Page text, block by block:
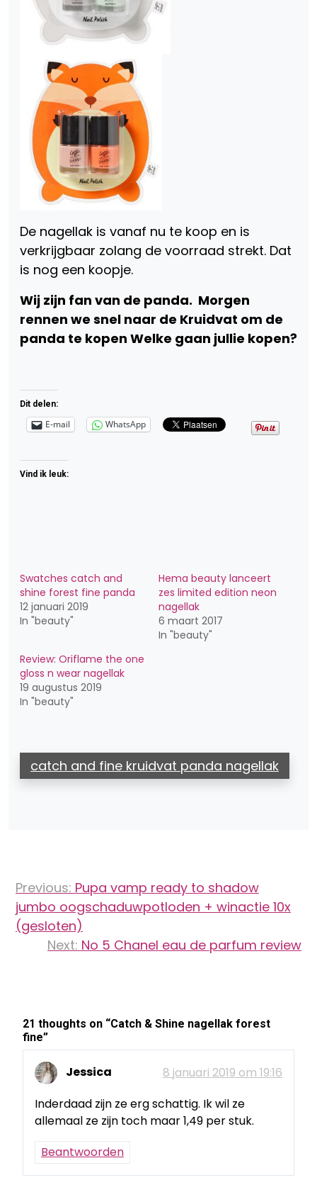
De nagellak is vanaf nu te koop en is
verkrijgbaar zolang de voorraad strekt. Dat
is nog een koopje.
Wij zijn fan van de panda. Morgen
rennen we snel naar de Kruidvat om de
panda te kopen Welke gaan jullie kopen?
Dit delen:
E-mail WhatsApp
Vind ik leuk:
Swatches catch and
shine forest fine panda
12 januari 2019
In "beauty"
Hema beauty lanceert
zes limited edition neon
nagellak
6 maart 2017
In "beauty"
Review: Oriflame the one
gloss n wear nagellak
19 augustus 2019
In "beauty"
catch and fine kruidvat panda nagellak
navigatie
Previous: Pupa vamp ready to shadow
jumbo oogschaduwpotloden + winactie 10x
(gesloten)
Next: No 5 Chanel eau de parfum review
21 thoughts on “Catch & Shine nagellak forest
fine”
Jessica
8 januari 2019 om 19:16
Inderdaad zijn ze erg schattig. Ik wil ze
allemaal ze zijn toch maar 1,49 per stuk.
Beantwoorden